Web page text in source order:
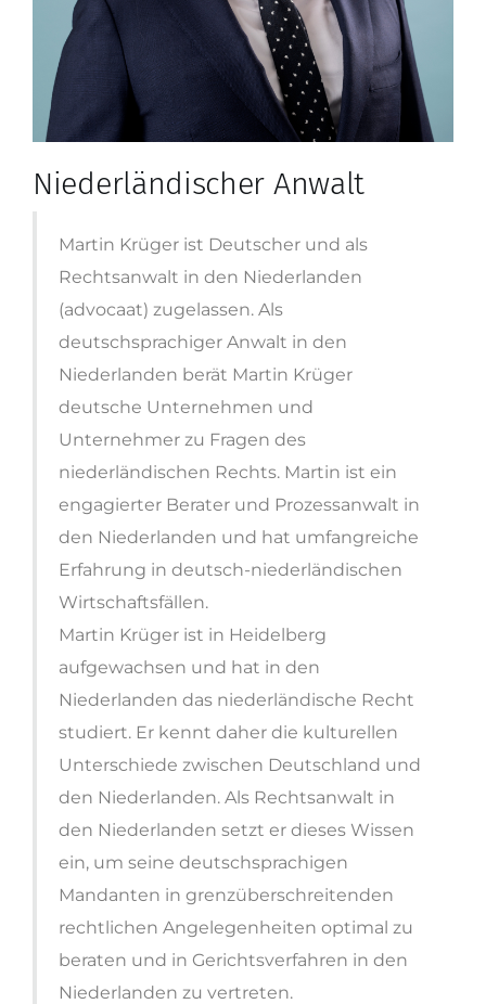
Niederländischer Anwalt
Martin Krüger ist Deutscher und als
Rechtsanwalt in den Niederlanden
(advocaat) zugelassen. Als
deutschsprachiger Anwalt in den
Niederlanden berät Martin Krüger
deutsche Unternehmen und
Unternehmer zu Fragen des
niederländischen Rechts. Martin ist ein
engagierter Berater und Prozessanwalt in
den Niederlanden und hat umfangreiche
Erfahrung in deutsch-niederländischen
Wirtschaftsfällen.
Martin Krüger ist in Heidelberg
aufgewachsen und hat in den
Niederlanden das niederländische Recht
studiert. Er kennt daher die kulturellen
Unterschiede zwischen Deutschland und
den Niederlanden. Als Rechtsanwalt in
den Niederlanden setzt er dieses Wissen
ein, um seine deutschsprachigen
Mandanten in grenzüberschreitenden
rechtlichen Angelegenheiten optimal zu
beraten und in Gerichtsverfahren in den
Niederlanden zu vertreten.